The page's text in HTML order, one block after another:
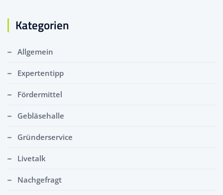
Kategorien
Allgemein
Expertentipp
Fördermittel
Gebläsehalle
Gründerservice
Livetalk
Nachgefragt